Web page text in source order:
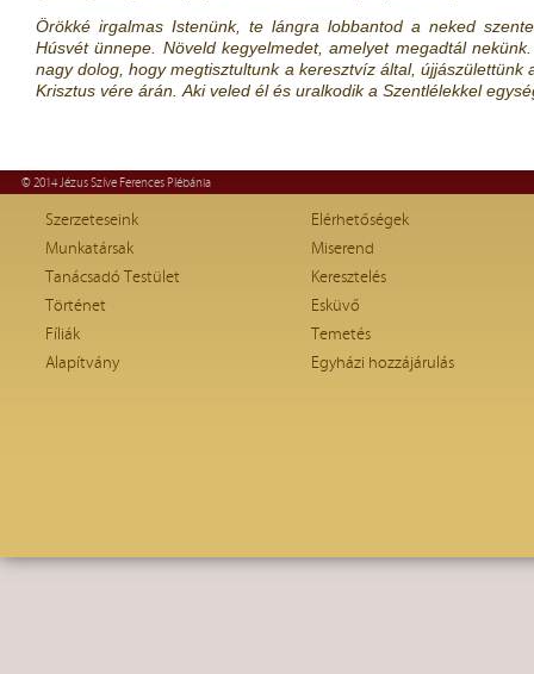
Örökké irgalmas Istenünk, te lángra lobbantod a neked
Húsvét ünnepe. Növeld kegyelmedet, amelyet megadtál
nagy dolog, hogy megtisztultunk a keresztvíz által, újjászülettünk
Krisztus vére árán. Aki veled él és uralkodik a Szentlélekkel
© 2014 Jézus Szíve Ferences Plébánia
Szerzeteseink
Munkatársak
Tanácsadó Testület
Történet
Fíliák
Alapítvány
Elérhetőségek
Miserend
Keresztelés
Esküvő
Temetés
Egyházi hozzájárulás